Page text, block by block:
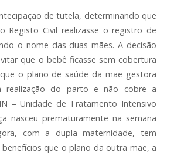
de tutela, determinando que
Registo Civil realizasse o registro de
o nome das duas mães. A decisão
que o bebê ficasse sem cobertura
o plano de saúde da mãe gestora
realização do parto e não cobre a
– Unidade de Tratamento Intensivo
nasceu prematuramente na semana
com a dupla maternidade, tem
que o plano da outra mãe, a